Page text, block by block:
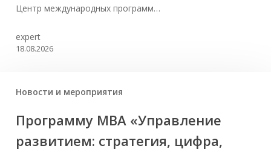
Центр международных программ…
expert
18.08.2026
Новости и мероприятия
Программу MBA «Управление
развитием: стратегия, цифра,